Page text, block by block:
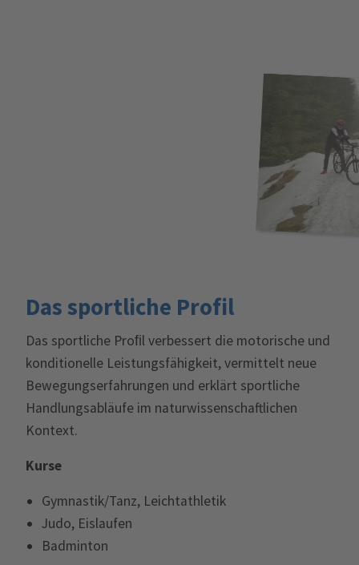
Das sportliche Profil
Das sportliche Proﬁl verbessert die motorische und
konditionelle Leistungsfähigkeit, vermittelt neue
Bewegungserfahrungen und erklärt sportliche
Handlungsabläufe im naturwissenschaftlichen
Kontext.
Kurse
Gymnastik/Tanz, Leichtathletik
Judo, Eislaufen
Badminton